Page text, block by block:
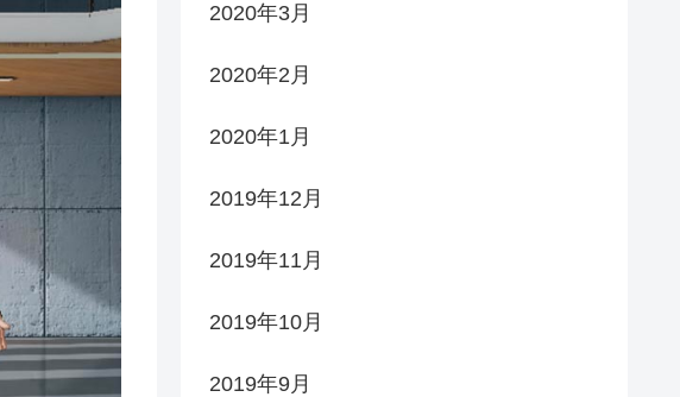
2020年3月
2020年2月
2020年1月
2019年12月
2019年11月
2019年10月
2019年9月